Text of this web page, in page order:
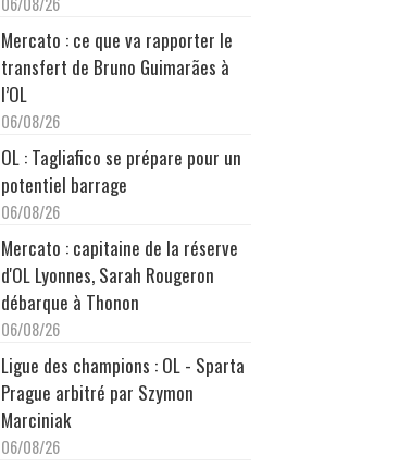
Mercato : ce que va rapporter le
transfert de Bruno Guimarães à
l’OL
06/08/26
OL : Tagliafico se prépare pour un
potentiel barrage
06/08/26
Mercato : capitaine de la réserve
d'OL Lyonnes, Sarah Rougeron
débarque à Thonon
06/08/26
Ligue des champions : OL - Sparta
Prague arbitré par Szymon
Marciniak
06/08/26